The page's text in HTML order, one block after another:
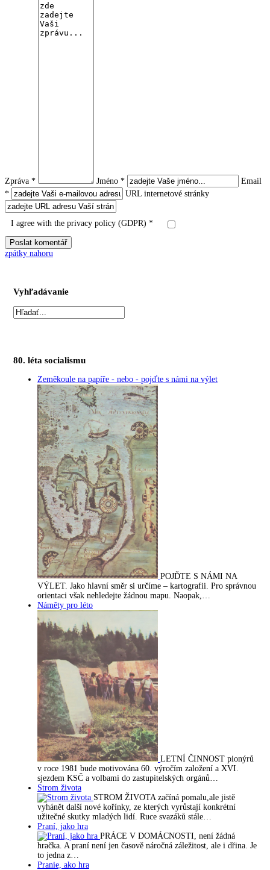
Zpráva * Jméno *
Email
*
URL internetové stránky
I agree with the privacy policy (GDPR) *
zpátky nahoru
Vyhľadávanie
80. léta socialismu
Zeměkoule na papíře - nebo - pojďte s námi na výlet
POJĎTE S NÁMI NA
VÝLET. Jako hlavní směr si určíme – kartografii. Pro správnou
orientaci však nehledejte žádnou mapu. Naopak,…
Náměty pro léto
LETNÍ ČINNOST pionýrů
v roce 1981 bude motivována 60. výročím založení a XVI.
sjezdem KSČ a volbami do zastupitelských orgánů…
Strom života
STROM ŽIVOTA začíná pomalu,ale jistě
vyhánět další nové kořínky, ze kterých vyrůstají konkrétní
užitečné skutky mladých lidí. Ruce svazáků stále…
Praní, jako hra
PRÁCE V DOMÁCNOSTI, není žádná
hračka. A praní není jen časově náročná záležitost, ale i dřina. Je
to jedna z…
Pranie, ako hra